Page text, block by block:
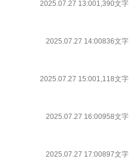
2025.07.27 13:001,390文字
2025.07.27 14:00836文字
2025.07.27 15:001,118文字
2025.07.27 16:00958文字
2025.07.27 17:00897文字